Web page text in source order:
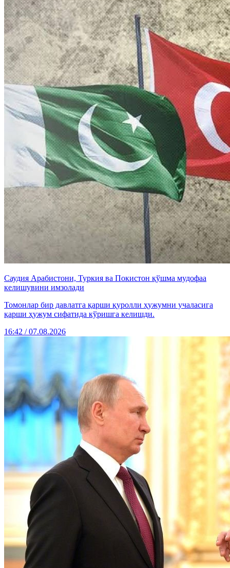
Саудия Арабистони, Туркия ва Покистон қўшма мудофаа
келишувини имзолади
Томонлар бир давлатга қарши қуролли ҳужумни учаласига
қарши ҳужум сифатида кўришга келишди.
16:42 / 07.08.2026